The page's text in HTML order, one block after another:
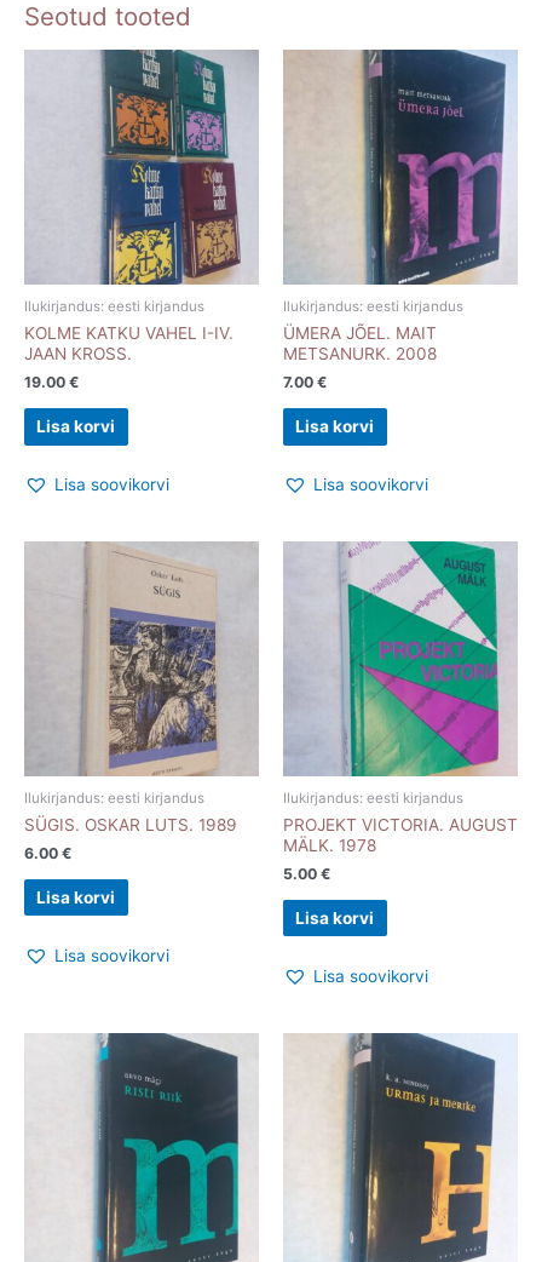
Luts.
1986
Seotud tooted
Ilukirjandus: eesti kirjandus
KOLME KATKU VAHEL I-IV.
JAAN KROSS.
19.00 €
Lisa korvi
Lisa soovikorvi
Ilukirjandus: eesti kirjandus
ÜMERA JÕEL. MAIT
METSANURK. 2008
7.00 €
Lisa korvi
Lisa soovikorvi
Ilukirjandus: eesti kirjandus
SÜGIS. OSKAR LUTS. 1989
6.00 €
Lisa korvi
Lisa soovikorvi
Ilukirjandus: eesti kirjandus
PROJEKT VICTORIA. AUGUST
MÄLK. 1978
5.00 €
Lisa korvi
Lisa soovikorvi